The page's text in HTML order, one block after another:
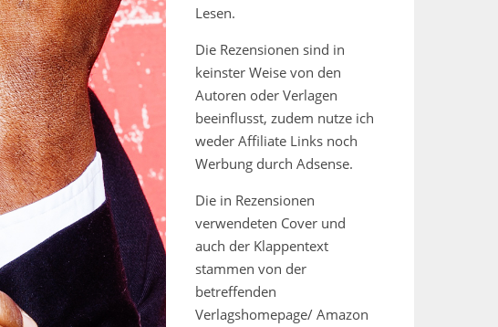
Lesen.
Die Rezensionen sind in
keinster Weise von den
Autoren oder Verlagen
beeinflusst, zudem nutze ich
weder Affiliate Links noch
Werbung durch Adsense.
Die in Rezensionen
verwendeten Cover und
auch der Klappentext
stammen von der
betreffenden
Verlagshomepage/ Amazon